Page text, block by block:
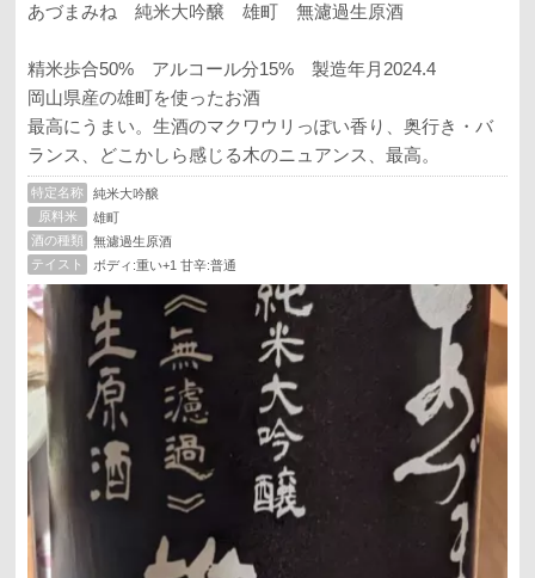
あづまみね 純米大吟醸 雄町 無濾過生原酒
精米歩合50% アルコール分15% 製造年月2024.4
岡山県産の雄町を使ったお酒
最高にうまい。生酒のマクワウリっぽい香り、奥行き・バ
ランス、どこかしら感じる木のニュアンス、最高。
特定名称
純米大吟醸
原料米
雄町
酒の種類
無濾過生原酒
テイスト
ボディ:重い+1 甘辛:普通